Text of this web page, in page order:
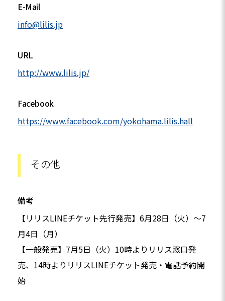
E-Mail
info@lilis.jp
URL
http://www.lilis.jp/
Facebook
https://www.facebook.com/yokohama.lilis.hall
その他
備考
【リリスLINEチケット先行発売】6月28日（火）～7
月4日（月）
【一般発売】7月5日（火）10時よりリリス窓口発
売、14時よりリリスLINEチケット発売・電話予約開
始